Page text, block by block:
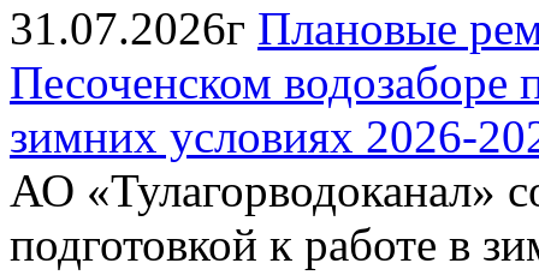
31.07.2026г Плановые
Песоченском водозаборе
зимних условиях 2026-
АО «Тулагорводоканал»
подготовкой к работе в